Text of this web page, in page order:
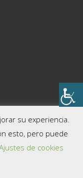
su experiencia.
esto, pero puede
de cookies